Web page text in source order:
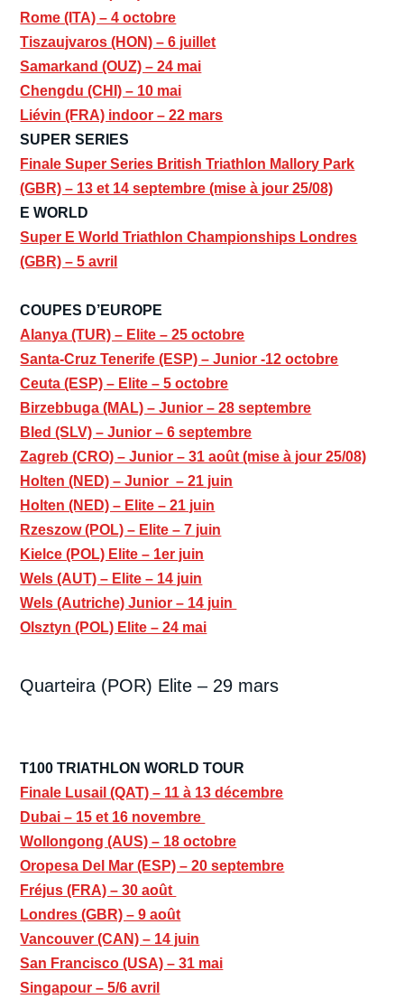
Rome (ITA) – 4 octobre
Tiszaujvaros (HON) – 6 juillet
Samarkand (OUZ) – 24 mai
Chengdu (CHI) – 10 mai
Liévin (FRA) indoor – 22 mars
SUPER SERIES
Finale Super Series British Triathlon Mallory Park
(GBR) – 13 et 14 septembre (mise à jour 25/08)
E WORLD
Super E World Triathlon Championships Londres
(GBR) – 5 avril
COUPES D’EUROPE
Alanya (TUR) – Elite – 25 octobre
Santa-Cruz Tenerife (ESP) – Junior -12 octobre
Ceuta (ESP) – Elite – 5 octobre
Birzebbuga (MAL) – Junior – 28 septembre
Bled (SLV) – Junior – 6 septembre
Zagreb (CRO) – Junior – 31 août (mise à jour 25/08)
Holten (NED) – Junior – 21 juin
Holten (NED) – Elite – 21 juin
Rzeszow (POL) – Elite – 7 juin
Kielce (POL) Elite – 1er juin
Wels (AUT) – Elite – 14 juin
Wels (Autriche) Junior – 14 juin
Olsztyn (POL) Elite – 24 mai
Quarteira (POR) Elite – 29 mars
T100 TRIATHLON WORLD TOUR
Finale Lusail (QAT) – 11 à 13 décembre
Dubai – 15 et 16 novembre
Wollongong (AUS) – 18 octobre
Oropesa Del Mar (ESP) – 20 septembre
Fréjus (FRA) – 30 août
Londres (GBR) – 9 août
Vancouver (CAN) – 14 juin
San Francisco (USA) – 31 mai
Singapour – 5/6 avril